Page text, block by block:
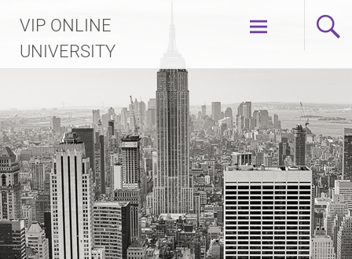
content
VIP ONLINE
UNIVERSITY